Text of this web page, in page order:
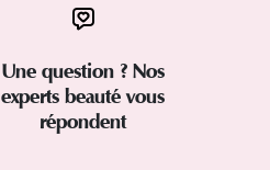
Une question ? Nos
experts beauté vous
répondent